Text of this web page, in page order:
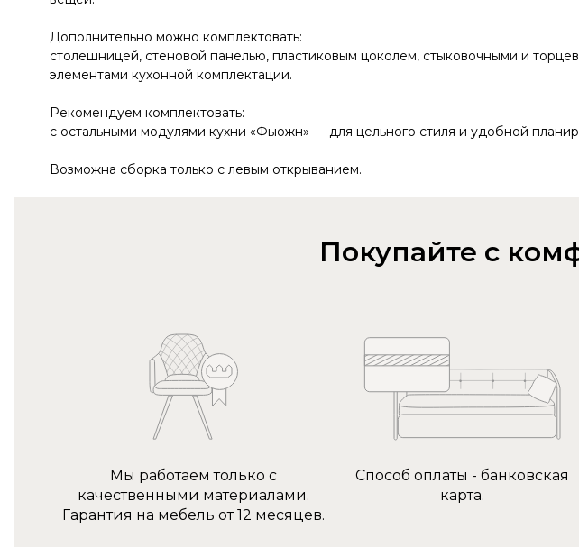
Дополнительно можно комплектовать:
столешницей, стеновой панелью, пластиковым цоколем, стыковочными и
элементами кухонной комплектации.
Рекомендуем комплектовать:
с остальными модулями кухни «Фьюжн» — для цельного стиля и удобной
Возможна сборка только с левым открыванием.
Покупайте с
Мы работаем только с
качественными материалами.
Гарантия на мебель от 12 месяцев.
Способ оплаты - банковская
карта.